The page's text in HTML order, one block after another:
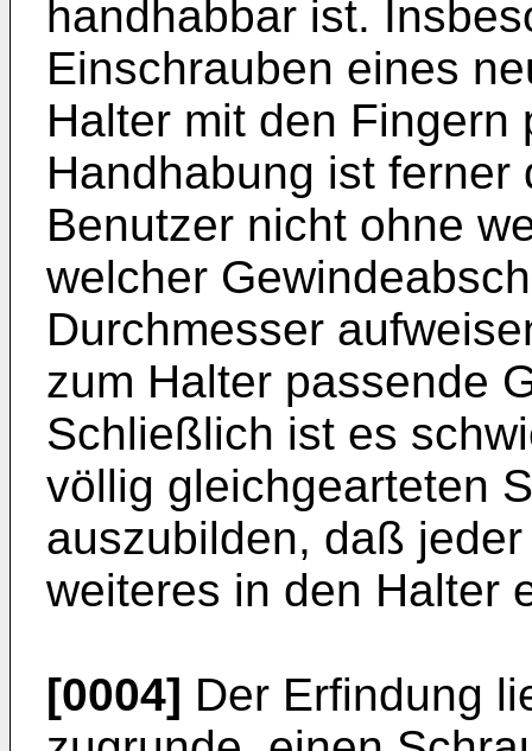
handhabbar ist.
Einschrauben eines
Halter mit den Fingern
Handhabung ist
Benutzer nicht ohne
welcher
Durchmesser
zum Halter passende
Schließlich ist es
völlig gleichgearteten
auszubilden, daß
weiteres in den Halter
[0004] Der Erfindung